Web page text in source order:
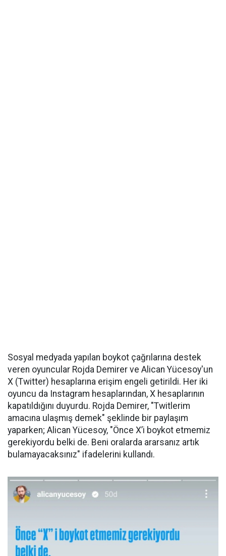
Sosyal medyada yapılan boykot çağrılarına destek
veren oyuncular Rojda Demirer ve Alican Yücesoy'un
X (Twitter) hesaplarına erişim engeli getirildi. Her iki
oyuncu da Instagram hesaplarından, X hesaplarının
kapatıldığını duyurdu. Rojda Demirer, "Twitlerim
amacına ulaşmış demek" şeklinde bir paylaşım
yaparken; Alican Yücesoy, "Önce X’i boykot etmemiz
gerekiyordu belki de. Beni oralarda ararsanız artık
bulamayacaksınız" ifadelerini kullandı. ​